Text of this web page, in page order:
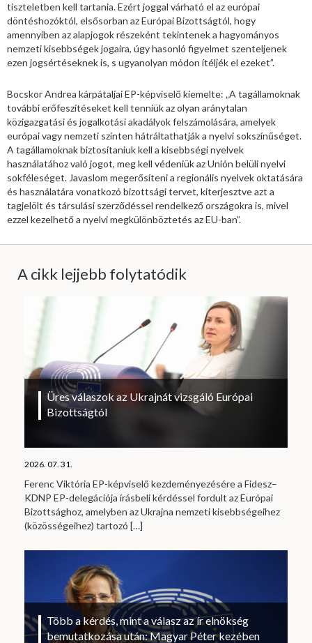
tiszteletben kell tartania. Ezért joggal várható el az európai
döntéshozóktól, elsősorban az Európai Bizottságtól, hogy
amennyiben az alapjogok részeként tekintenek a hagyományos
nemzeti kisebbségek jogaira, úgy hasonló figyelmet szenteljenek
ezen jogsértéseknek is, s ugyanolyan módon ítéljék el ezeket”.
Bocskor Andrea kárpátaljai EP-képviselő kiemelte: „A tagállamoknak
további erőfeszítéseket kell tenniük az olyan aránytalan
közigazgatási és jogalkotási akadályok felszámolására, amelyek
európai vagy nemzeti szinten hátráltathatják a nyelvi sokszínűséget.
A tagállamoknak biztosítaniuk kell a kisebbségi nyelvek
használatához való jogot, meg kell védeniük az Unión belüli nyelvi
sokféleséget. Javaslom megerősíteni a regionális nyelvek oktatására
és használatára vonatkozó bizottsági tervet, kiterjesztve azt a
tagjelölt és társulási szerződéssel rendelkező országokra is, mivel
ezzel kezelhető a nyelvi megkülönböztetés az EU-ban”.
A cikk lejjebb folytatódik
Üres válaszok az Ukrajnát vizsgáló Európai
Bizottságtól
2026. 07. 31.
Ferenc Viktória EP-képviselő kezdeményezésére a Fidesz–
KDNP EP-delegációja írásbeli kérdéssel fordult az Európai
Bizottsághoz, amelyben az Ukrajna nemzeti kisebbségeihez
(közösségeihez) tartozó […]
Több a kérdés, mint a válasz az ír elnökség
bemutatkozása után: Magyar Péter kezében